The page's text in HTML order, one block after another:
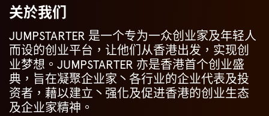
关於我们
JUMPSTARTER 是一个专为一众创业家及年轻人
而设的创业平台，让他们从香港出发，实现创
业梦想。JUMPSTARTER 亦是香港首个创业盛
典，旨在凝聚企业家丶各行业的企业代表及投
资者，藉以建立丶强化及促进香港的创业生态
及企业家精神。